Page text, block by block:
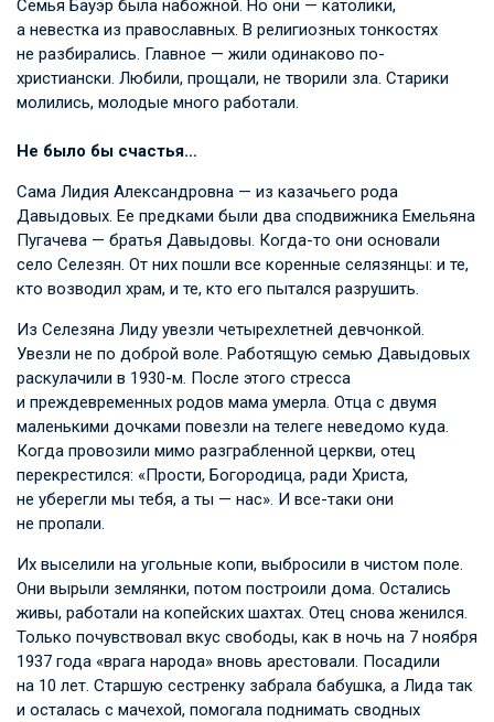
Семья Бауэр была набожной. Но они — католики,
а невестка из православных. В религиозных тонкостях
не разбирались. Главное — жили одинаково по-
христиански. Любили, прощали, не творили зла. Старики
молились, молодые много работали.
Не было бы счастья…
Сама Лидия Александровна — из казачьего рода
Давыдовых. Ее предками были два сподвижника Емельяна
Пугачева — братья Давыдовы. Когда-то они основали
село Селезян. От них пошли все коренные селязянцы: и те,
кто возводил храм, и те, кто его пытался разрушить.
Из Селезяна Лиду увезли четырехлетней девчонкой.
Увезли не по доброй воле. Работящую семью Давыдовых
раскулачили в 1930-м. После этого стресса
и преждевременных родов мама умерла. Отца с двумя
маленькими дочками повезли на телеге неведомо куда.
Когда провозили мимо разграбленной церкви, отец
перекрестился: «Прости, Богородица, ради Христа,
не уберегли мы тебя, а ты — нас». И все-таки они
не пропали.
Их выселили на угольные копи, выбросили в чистом поле.
Они вырыли землянки, потом построили дома. Остались
живы, работали на копейских шахтах. Отец снова женился.
Только почувствовал вкус свободы, как в ночь на 7 ноября
1937 года «врага народа» вновь арестовали. Посадили
на 10 лет. Старшую сестренку забрала бабушка, а Лида так
и осталась с мачехой, помогала поднимать сводных